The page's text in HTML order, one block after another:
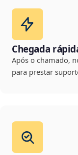
Chegada
Após o chamado,
para prestar